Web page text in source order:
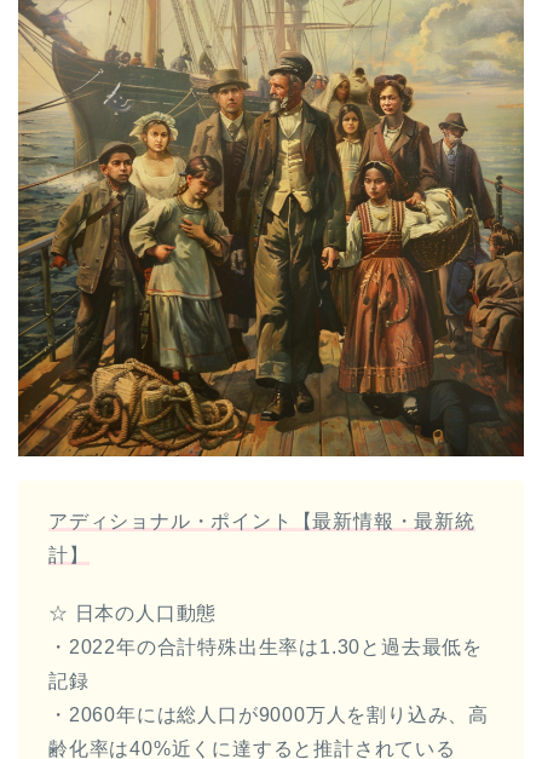
アディショナル・ポイント【最新情報・最新統
計】
☆ 日本の人口動態
・2022年の合計特殊出生率は1.30と過去最低を
記録
・2060年には総人口が9000万人を割り込み、高
齢化率は40%近くに達すると推計されている